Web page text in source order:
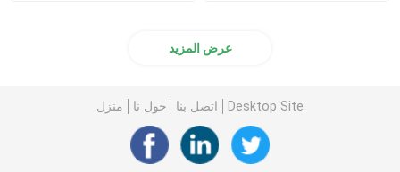
عرض المزيد
منزل حول نا اتصل بنا Desktop Site